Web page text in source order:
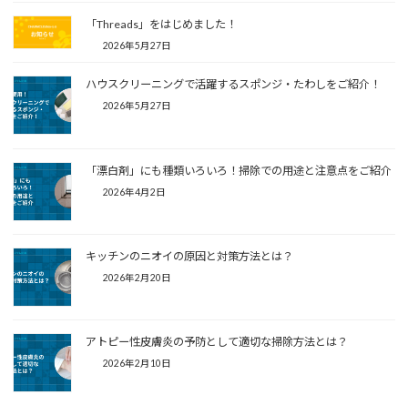
「Threads」をはじめました！
2026年5月27日
ハウスクリーニングで活躍するスポンジ・たわしをご紹介！
2026年5月27日
「漂白剤」にも種類いろいろ！掃除での用途と注意点をご紹介
2026年4月2日
キッチンのニオイの原因と対策方法とは？
2026年2月20日
アトピー性皮膚炎の予防として適切な掃除方法とは？
2026年2月10日